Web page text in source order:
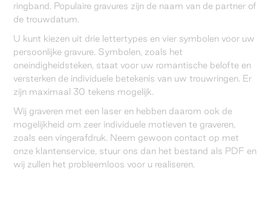
ringband. Populaire gravures zijn de naam van de partner of
de trouwdatum.
U kunt kiezen uit drie lettertypes en vier symbolen voor uw
persoonlijke gravure. Symbolen, zoals het
oneindigheidsteken, staat voor uw romantische belofte en
versterken de individuele betekenis van uw trouwringen. Er
zijn maximaal 30 tekens mogelijk.
Wij graveren met een laser en hebben daarom ook de
mogelijkheid om zeer individuele motieven te graveren,
zoals een vingerafdruk. Neem gewoon contact op met
onze klantenservice, stuur ons dan het bestand als PDF en
wij zullen het probleemloos voor u realiseren.